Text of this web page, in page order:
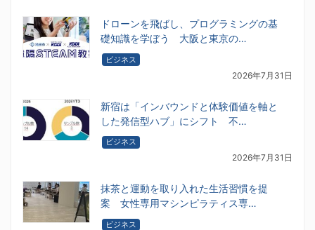
ドローンを飛ばし、プログラミングの基
礎知識を学ぼう 大阪と東京の…
ビジネス
2026年7月31日
新宿は「インバウンドと体験価値を軸と
した発信型ハブ」にシフト 不…
ビジネス
2026年7月31日
抹茶と運動を取り入れた生活習慣を提
案 女性専用マシンピラティス専…
ビジネス